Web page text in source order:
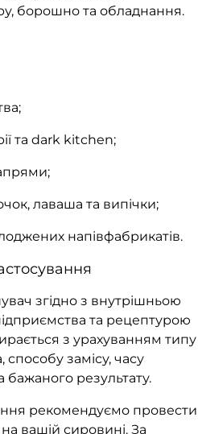
борошно та обладнання.
та dark kitchen;
лаваша та випічки;
напівфабрикатів.
згідно з внутрішньою
та рецептурою
з урахуванням типу
способу замісу, часу
бажаного результату.
рекомендуємо провести
вашій сировині. За